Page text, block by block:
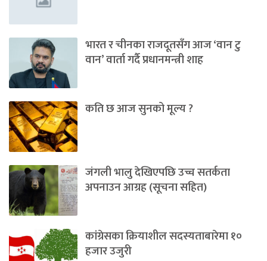
भारत र चीनका राजदूतसँग आज ‘वान टु
वान’ वार्ता गर्दै प्रधानमन्त्री शाह
कति छ आज सुनको मूल्य ?
जंगली भालु देखिएपछि उच्च सतर्कता
अपनाउन आग्रह (सूचना सहित)
कांग्रेसका क्रियाशील सदस्यताबारेमा १०
हजार उजुरी